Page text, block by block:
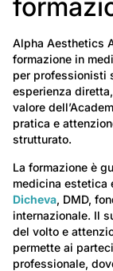
Alpha Aesthetics
formazione in
per professionisti
esperienza
valore
pratica e
strutturato.
La formazione è
medicina estetica
Dicheva, DMD,
internazionale. Il
del volto e
permette ai
professionale,